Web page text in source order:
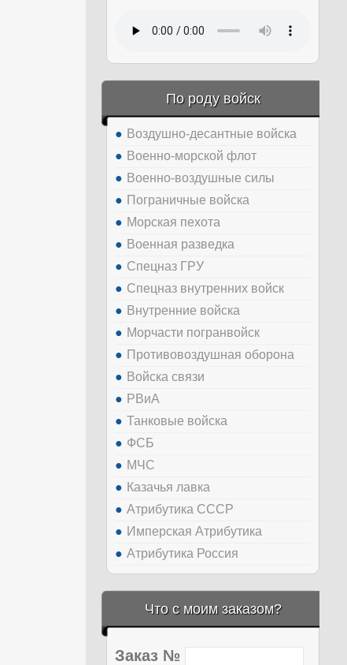
По роду войск
Воздушно-десантные войска
Военно-морской флот
Военно-воздушные силы
Пограничные войска
Морская пехота
Военная разведка
Спецназ ГРУ
Спецназ внутренних войск
Внутренние войска
Морчасти погранвойск
Противовоздушная оборона
Войска связи
РВиА
Танковые войска
ФСБ
МЧС
Казачья лавка
Атрибутика СССР
Имперская Атрибутика
Атрибутика Россия
Что с моим заказом?
Заказ №